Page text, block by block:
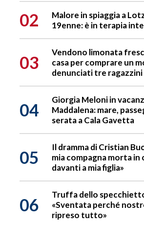
02
Malore in spiaggia a
19enne: è in terapia
03
Vendono limonata
casa per comprare un
denunciati tre ragazzini
04
Giorgia Meloni in
Maddalena: mare,
serata a Cala Gavetta
05
Il dramma di Cristian
mia compagna morta in
davanti a mia figlia»
06
Truffa dello
«Sventata perché
ripreso tutto»